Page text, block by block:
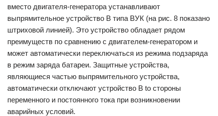
вместо двигателя-генератора устанавливают
выпрямительное устройство В типа ВУК (на рис. 8 показано
штриховой линией). Это устройство обладает рядом
преимуществ по сравнению с двигателем-генератором и
может автоматически переключаться из режима подзаряда
в режим заряда батареи. Защитные устройства,
являющиеся частью выпрямительного устройства,
автоматически отключают устройство В to стороны
переменного и постоянного тока при возникновении
аварийных условий.